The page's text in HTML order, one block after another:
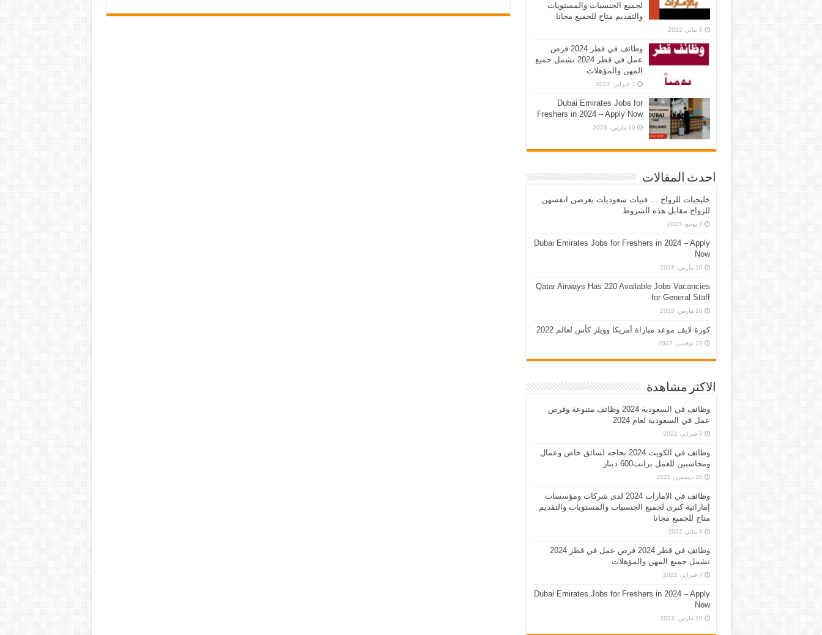
لجميع الجنسيات والمستويات
والتقديم متاح للجميع مجانا
6 يناير، 2022
وظائف في قطر 2024 فرص
عمل في قطر 2024 تشمل جميع
المهن والمؤهلات
7 فبراير، 2022
Dubai Emirates Jobs for
Freshers in 2024 – Apply Now
10 مارس، 2023
احدث المقالات
خليجيات للزواج … فتيات سعوديات يعرضن انفسهن
للزواج مقابل هذه الشروط
1 يونيو، 2023
Dubai Emirates Jobs for Freshers in 2024 – Apply
Now
10 مارس، 2023
Qatar Airways Has 220 Available Jobs Vacancies
for General Staff
10 مارس، 2023
كورة لايف موعد مباراة أمريكا وويلز كأس لعالم 2022
22 نوفمبر، 2022
الاكثر مشاهدة
وظائف في السعودية 2024 وظائف متنوعة وفرص
عمل في السعودية لعام 2024
7 فبراير، 2022
وظائف في الكويت 2024 بحاجه لسائق خاص وعمال
ومحاسبين للعمل براتب600 دينار
20 ديسمبر، 2021
وظائف في الامارات 2024 لدى شركات ومؤسسات
إماراتية كبرى لجميع الجنسيات والمستويات والتقديم
متاح للجميع مجانا
6 يناير، 2022
وظائف في قطر 2024 فرص عمل في قطر 2024
تشمل جميع المهن والمؤهلات
7 فبراير، 2022
Dubai Emirates Jobs for Freshers in 2024 – Apply
Now
10 مارس، 2023